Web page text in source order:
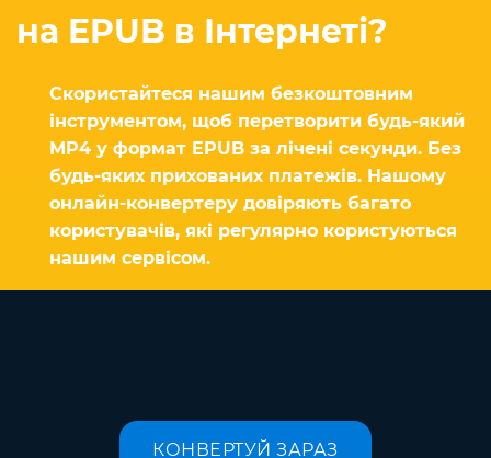
на EPUB в Інтернеті?
Скористайтеся нашим безкоштовним
інструментом, щоб перетворити будь-який
MP4 у формат EPUB за лічені секунди. Без
будь-яких прихованих платежів. Нашому
онлайн-конвертеру довіряють багато
користувачів, які регулярно користуються
нашим сервісом.
КОНВЕРТУЙ ЗАРАЗ